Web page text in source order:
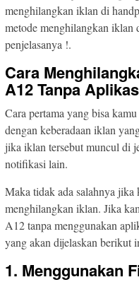
menghilangkan iklan di
metode menghilangkan
penjelasanya !.
Cara
A12 Tanpa
Cara pertama yang bisa
dengan keberadaan iklan
jika iklan tersebut muncul di
notifikasi lain.
Maka tidak ada salahnya
menghilangkan iklan. Jika
A12 tanpa menggunakan
yang akan dijelaskan berikut
1. Menggunakan